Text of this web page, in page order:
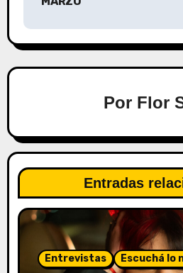
Por Flor
Entradas
Entrevistas Escuchá lo